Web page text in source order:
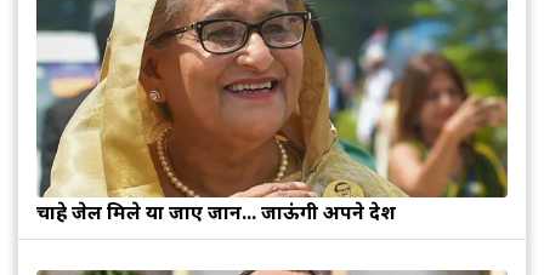
चाहे जेल मिले या जाए जान... जाऊंगी अपने देश